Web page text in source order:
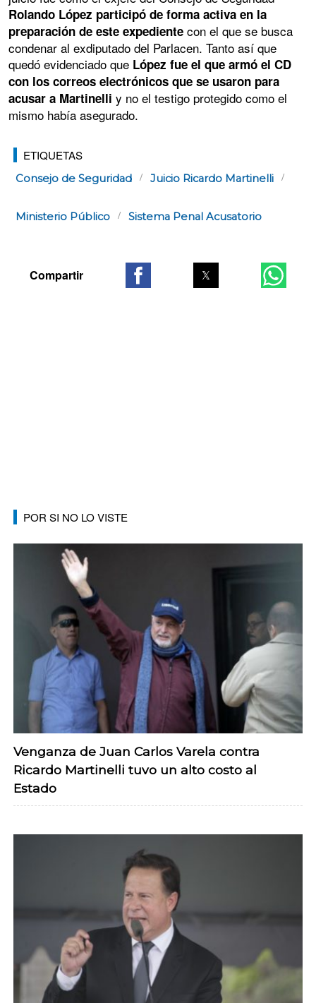
Rolando López participó de forma activa en la
preparación de este expediente con el que se busca
condenar al exdiputado del Parlacen. Tanto así que
quedó evidenciado que López fue el que armó el CD
con los correos electrónicos que se usaron para
acusar a Martinelli y no el testigo protegido como el
mismo había asegurado.
ETIQUETAS
Consejo de Seguridad Juicio Ricardo Martinelli
Ministerio Público Sistema Penal Acusatorio
POR SI NO LO VISTE
Venganza de Juan Carlos Varela contra
Ricardo Martinelli tuvo un alto costo al
Estado